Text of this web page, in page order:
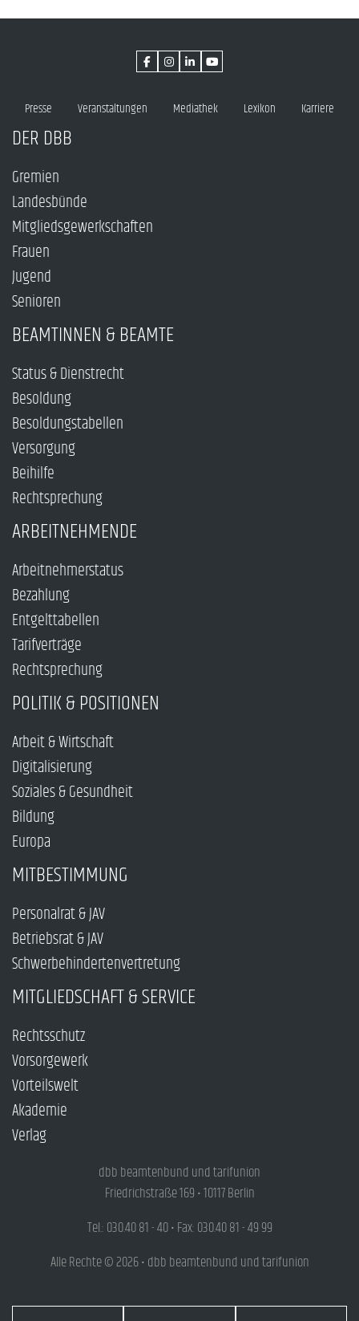
Presse Veranstaltungen Mediathek Lexikon Karriere
DER DBB
Gremien
Landesbünde
Mitgliedsgewerkschaften
Frauen
Jugend
Senioren
BEAMTINNEN & BEAMTE
Status & Dienstrecht
Besoldung
Besoldungstabellen
Versorgung
Beihilfe
Rechtsprechung
ARBEITNEHMENDE
Arbeitnehmerstatus
Bezahlung
Entgelttabellen
Tarifverträge
Rechtsprechung
POLITIK & POSITIONEN
Arbeit & Wirtschaft
Digitalisierung
Soziales & Gesundheit
Bildung
Europa
MITBESTIMMUNG
Personalrat & JAV
Betriebsrat & JAV
Schwerbehindertenvertretung
MITGLIEDSCHAFT & SERVICE
Rechtsschutz
Vorsorgewerk
Vorteilswelt
Akademie
Verlag
dbb beamtenbund und tarifunion
Friedrichstraße 169 • 10117 Berlin
Tel.: 030.40 81 - 40 • Fax: 030.40 81 - 49 99
Alle Rechte © 2026 • dbb beamtenbund und tarifunion